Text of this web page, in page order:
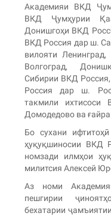
Академияи ВКД
ВКД Ҷумҳурии
Донишгоҳи ВКД
ВКД Россия дар ш.
вилояти
Волгоград,
Сибирии ВКД
Россия дар ш.
такмили
Домодедово ва
Бо сухани
ҳуқуқшиносии ВКД
номзади илмҳои
милитсия Алексей
Аз номи
пешгирии
бехатарии